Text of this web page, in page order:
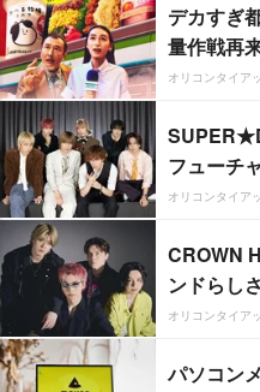
デカすぎ
量作戦再
オリコンタイア
フューチ
オリコンタイア
CROWN
ンドらし
オリコンタイア
パソコン